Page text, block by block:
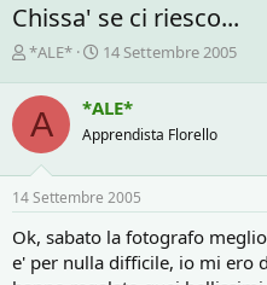
Chissa' se ci riesco...
C
e
t
o
r
e
i
s
*ALE*
D
a
d
i
n
z
i
14 Settembre 2005
A *ALE*
Apprendista Florello
14 Settembre 2005
Ok, sabato la fotografo
e' per nulla difficile, io mi ero